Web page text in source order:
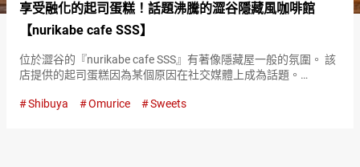
享受融化的起司蛋糕！話題沸騰的澀谷隱藏風咖啡館
【nurikabe cafe SSS】
位於澀谷的『nurikabe cafe SSS』有著像隱藏屋一般的氛圍。 該
店提供的起司蛋糕因為某個原因在社交媒體上成為話題。
用火烤過的彩色起司蛋糕……
Shibuya Omurice Sweets